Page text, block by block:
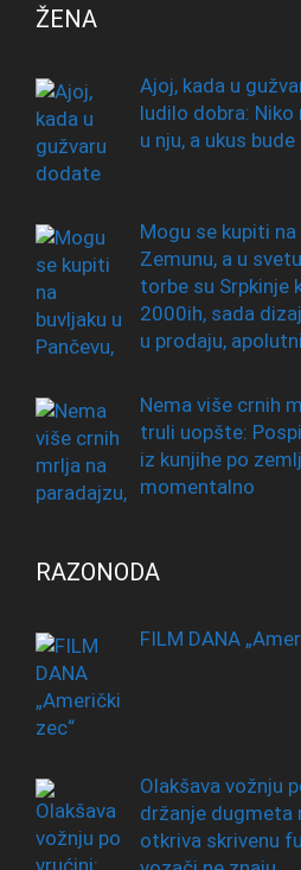
ŽENA
Ajoj, kada u
ludilo dobra:
u nju, a ukus
Mogu se kupiti na
Zemunu, a u
torbe su Srpkinje
2000ih, sada
u prodaju,
Nema više crnih
truli uopšte:
iz kunjihe po
momentalno
RAZONODA
FILM DANA
Olakšava vožnju
držanje dugmeta
otkriva skrivenu